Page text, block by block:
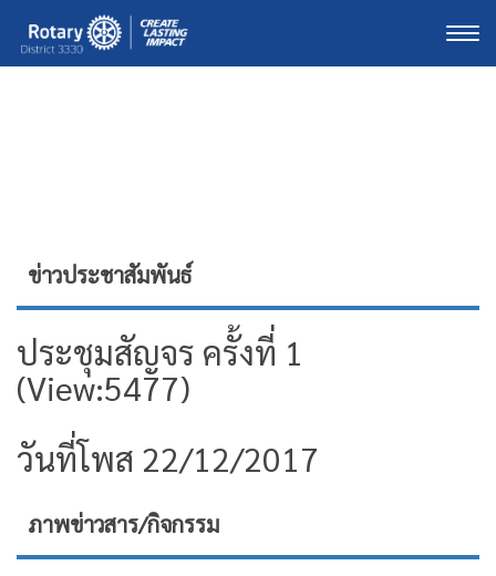
ข่าวประชาสัมพันธ์
ประชุมสัญจร ครั้งที่ 1
(View:5477)
วันที่โพส 22/12/2017
ภาพข่าวสาร/กิจกรรม